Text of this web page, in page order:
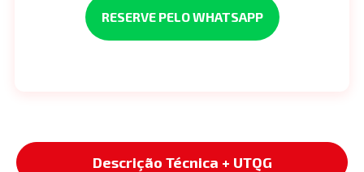
RESERVE PELO WHATSAPP
Descrição Técnica + UTQG